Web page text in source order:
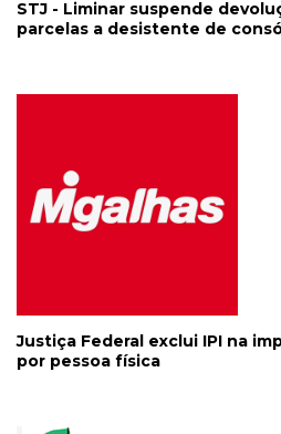
STJ - Liminar suspende
parcelas a desistente de
Justiça Federal exclui IPI na
por pessoa física